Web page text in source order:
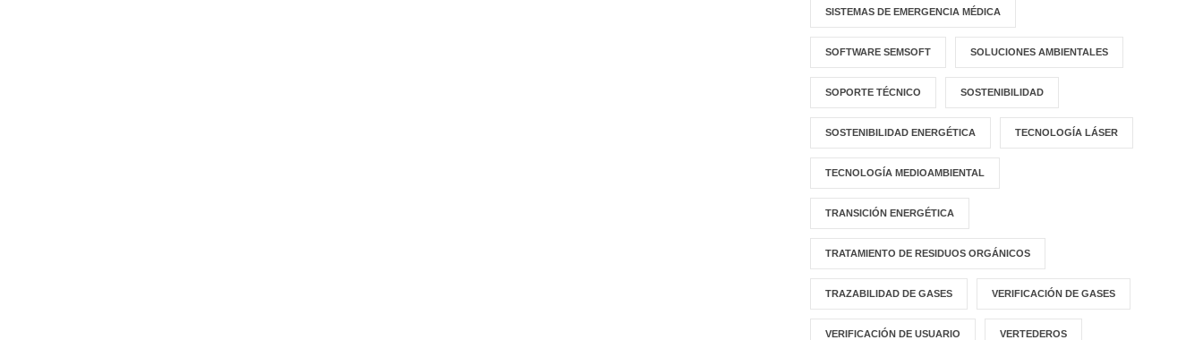
SISTEMAS DE EMERGENCIA MÉDICA
SOFTWARE SEMSOFT SOLUCIONES AMBIENTALES
SOPORTE TÉCNICO SOSTENIBILIDAD
SOSTENIBILIDAD ENERGÉTICA TECNOLOGÍA LÁSER
TECNOLOGÍA MEDIOAMBIENTAL
TRANSICIÓN ENERGÉTICA
TRATAMIENTO DE RESIDUOS ORGÁNICOS
TRAZABILIDAD DE GASES VERIFICACIÓN DE GASES
VERIFICACIÓN DE USUARIO VERTEDEROS